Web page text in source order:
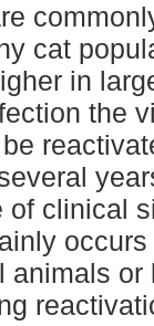
cat
in
the
of clinical
animals